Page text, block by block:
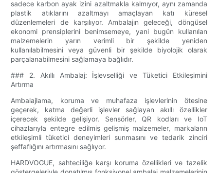
sadece karbon ayak izini azaltmakla kalmıyor, aynı zamanda
plastik atıklarını azaltmayı amaçlayan katı küresel
düzenlemeleri de karşılıyor. Ambalajın geleceği, döngüsel
ekonomi prensiplerini benimsemeye, yani bugün kullanılan
malzemelerin yarın verimli bir şekilde yeniden
kullanılabilmesini veya güvenli bir şekilde biyolojik olarak
parçalanabilmesini sağlamaya bağlıdır.
### 2. Akıllı Ambalaj: İşlevselliği ve Tüketici Etkileşimini
Artırma
Ambalajlama, koruma ve muhafaza işlevlerinin ötesine
geçerek, katma değerli işlevler sağlayan akıllı özellikler
içerecek şekilde gelişiyor. Sensörler, QR kodları ve IoT
cihazlarıyla entegre edilmiş gelişmiş malzemeler, markaların
etkileşimli tüketici deneyimleri sunmasını ve tedarik zinciri
şeffaflığını artırmasını sağlıyor.
HARDVOGUE, sahteciliğe karşı koruma özellikleri ve tazelik